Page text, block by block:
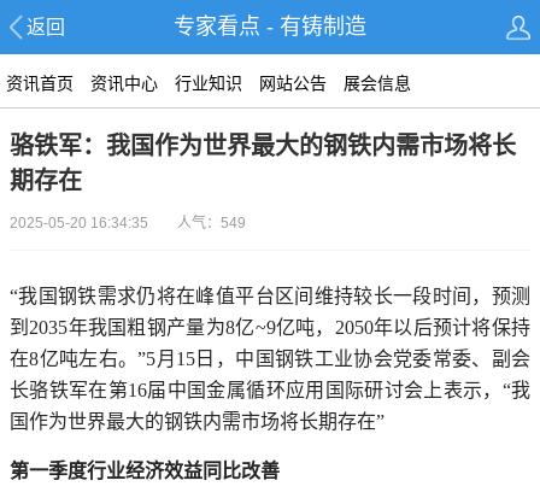
返回 专家看点 - 有铸制造
资讯首页 资讯中心 行业知识 网站公告 展会信息
骆铁军：我国作为世界最大的钢铁内需市场将长
期存在
2025-05-20 16:34:35 人气：549
“我国钢铁需求仍将在峰值平台区间维持较长一段时间，预测
到2035年我国粗钢产量为8亿~9亿吨，2050年以后预计将保持
在8亿吨左右。”5月15日，中国钢铁工业协会党委常委、副会
长骆铁军在第16届中国金属循环应用国际研讨会上表示，“我
国作为世界最大的钢铁内需市场将长期存在”
第一季度行业经济效益同比改善